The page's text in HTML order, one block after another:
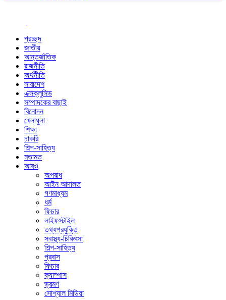
প্রচ্ছদ
জাতীয়
আন্তর্জাতিক
রাজনীতি
অর্থনীতি
সারাদেশ
এক্সক্লুসিভ
সম্পাদকের বাছাই
বিনোদন
খেলাধুলা
শিক্ষা
চাকরি
শিল্প-সাহিত্য
মতামত
আরও
অপরাধ
আইন আদালত
গণমাধ্যম
ধর্ম
ফিচার
লাইফস্টাইল
তথ্যপ্রযুক্তি
স্বাস্থ্য-চিকিৎসা
শিল্প-সাহিত্য
প্রবাস
ফিচার
ক্যাম্পাস
ভ্রমণ
সোশ্যাল মিডিয়া